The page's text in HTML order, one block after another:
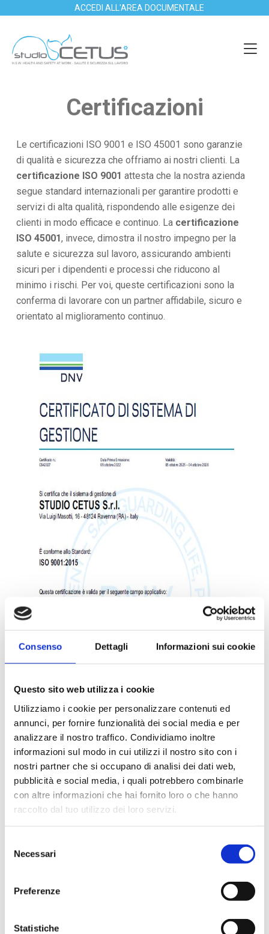
Consenso Dettagli Informazioni sui cookie
Questo sito web utilizza i cookie
Utilizziamo i cookie per personalizzare contenuti ed
annunci, per fornire funzionalità dei social media e per
analizzare il nostro traffico. Condividiamo inoltre
informazioni sul modo in cui utilizzi il nostro sito con i
nostri partner che si occupano di analisi dei dati web,
pubblicità e social media, i quali potrebbero combinarle
con altre informazioni che hai fornito loro o che hanno
raccolto dal tuo utilizzo dei loro servizi.
delNecessari
Preferenze
Statistiche
ACCEDI ALL'AREA DOCUMENTALE
Certificazioni
Le certificazioni ISO 9001 e ISO 45001 sono garanzie
di qualità e sicurezza che offriamo ai nostri clienti. La
certificazione ISO 9001 attesta che la nostra azienda
segue standard internazionali per garantire prodotti e
servizi di alta qualità, rispondendo alle esigenze dei
clienti in modo efficace e continuo. La certificazione
ISO 45001, invece, dimostra il nostro impegno per la
salute e sicurezza sul lavoro, assicurando ambienti
sicuri per i dipendenti e processi che riducono al
minimo i rischi. Per voi, queste certificazioni sono la
conferma di lavorare con un partner affidabile, sicuro e
orientato al miglioramento continuo.